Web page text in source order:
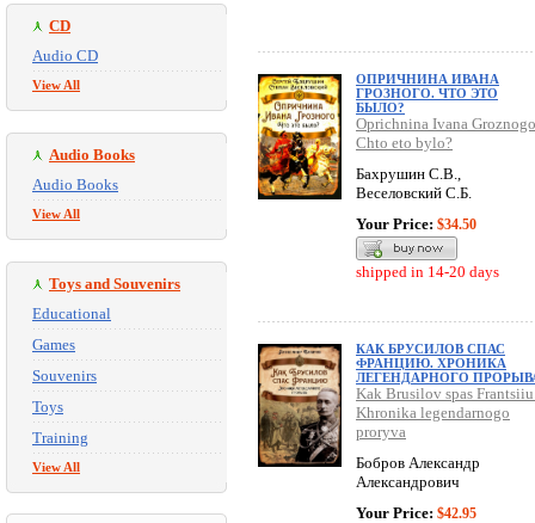
CD
Audio CD
View All
Audio Books
Audio Books
View All
Toys and Souvenirs
Educational
Games
Souvenirs
Toys
Training
View All
ОПРИЧНИНА ИВАНА
ГРОЗНОГО. ЧТО ЭТО
БЫЛО?
Oprichnina Ivana
Chto eto bylo?
Бахрушин С.В.,
Веселовский С.Б.
Your Price: $34.50
shipped in 14-20 days
КАК БРУСИЛОВ СПАС
ФРАНЦИЮ. ХРОНИКА
ЛЕГЕНДАРНОГО
Kak Brusilov spas
Khronika legendarnogo
proryva
Бобров Александр
Александрович
Your Price: $42.95